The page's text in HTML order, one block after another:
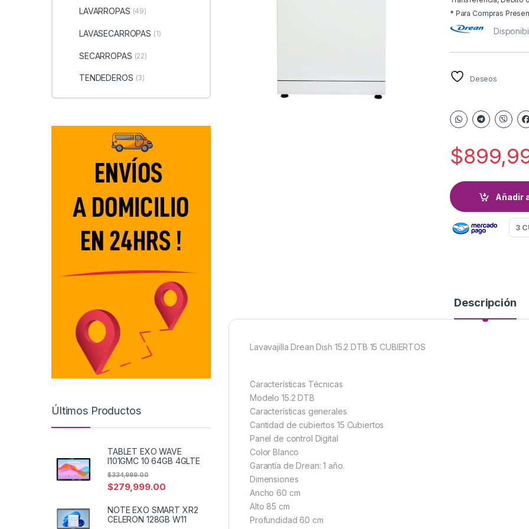
* Para Compras
Deseos
$
Añadir
Descripción
Lavavajilla Drean Dish 15.2 DTB 15 CUBIERTOS
Características Técnicas
Modelo 15.2 DTB
Características generales
Cantidad de cubiertos 15 Cubiertos
Panel de control Digital
Color Blanco
Garantía de Drean: 1 año.
Dimensiones
Ancho 60 cm
Alto 85 cm
Profundidad 60 cm
LAVARROPAS (49)
LAVASECARROPAS (1)
SECARROPAS (22)
TENDEDEROS (3)
Últimos Productos
TABLET EXO WAVE
I101GMC 10 64GB 4GLTE
$279,999.00
$334,999.00
NOTE EXO SMART XR2
CELERON 128GB W11